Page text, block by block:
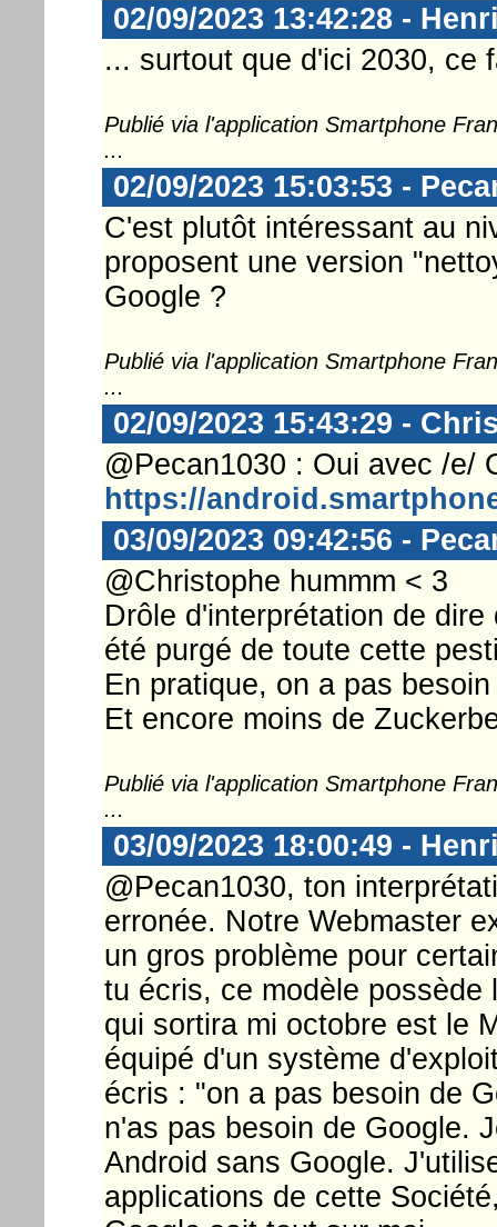
02/09/2023 13:42:28 -
... surtout que d'ici 2030, ce
Publié via l'application Smartphone
...
02/09/2023 15:03:53 -
C'est plutôt intéressant au
proposent une version
Google ?
Publié via l'application Smartphone
...
02/09/2023 15:43:29 -
@Pecan1030 : Oui avec /e/
https://
03/09/2023 09:42:56 -
@Christophe hummm < 3
Drôle d'interprétation de
été purgé de toute cette
En pratique, on a pas
Et encore moins de
Publié via l'application Smartphone
...
03/09/2023 18:00:49 -
@Pecan1030, ton
erronée. Notre Webmaster
un gros problème pour
tu écris, ce modèle possède
qui sortira mi octobre est le
équipé d'un système
écris : "on a pas besoin de
n'as pas besoin de Google.
Android sans Google.
applications de cette